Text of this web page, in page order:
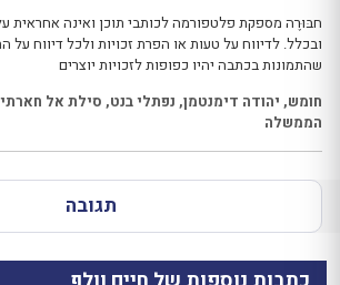
חבּוּרֶה מספקת פלטפורמה לכותבי תוכן ואינה אחראית
ובכלל. לדיווח על טעות או הפרת זכויות ולכל דיווח על
שהתמונות בכתבה יהיו כפופות לזכויות יוצרים
חומש, יהודה דימנטמן, נפתלי בנט, סילת אל
הממשלה
תגובה